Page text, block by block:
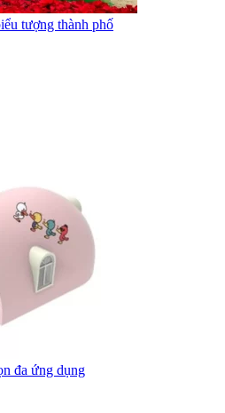
tượng thành phố
đa ứng dụng